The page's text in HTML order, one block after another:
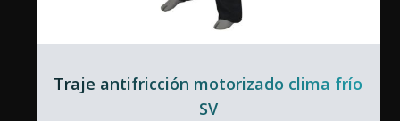
Traje antifricción motorizado clima frío
SV